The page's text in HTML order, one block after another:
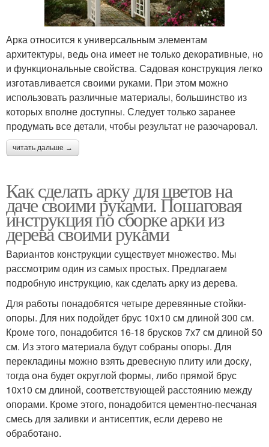
Арка относится к универсальным элементам
архитектуры, ведь она имеет не только декоративные, но
и функциональные свойства. Садовая конструкция легко
изготавливается своими руками. При этом можно
использовать различные материалы, большинство из
которых вполне доступны. Следует только заранее
продумать все детали, чтобы результат не разочаровал.
читать дальше →
Как сделать арку для цветов на
даче своими руками. Пошаговая
инструкция по сборке арки из
дерева своими руками
Вариантов конструкции существует множество. Мы
рассмотрим один из самых простых. Предлагаем
подробную инструкцию, как сделать арку из дерева.
Для работы понадобятся четыре деревянные стойки-
опоры. Для них подойдет брус 10х10 см длиной 300 см.
Кроме того, понадобится 16-18 брусков 7х7 см длиной 50
см. Из этого материала будут собраны опоры. Для
перекладины можно взять древесную плиту или доску,
тогда она будет округлой формы, либо прямой брус
10х10 см длиной, соответствующей расстоянию между
опорами. Кроме этого, понадобится цементно-песчаная
смесь для заливки и антисептик, если дерево не
обработано.